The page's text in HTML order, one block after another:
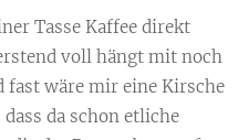
Tasse Kaffee direkt
voll hängt mit noch
wäre mir eine Kirsche
da schon etliche